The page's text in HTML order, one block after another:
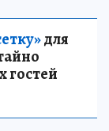
для
гостей